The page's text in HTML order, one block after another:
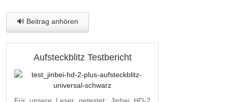
🔊 Beitrag anhören
Aufsteckblitz Testbericht